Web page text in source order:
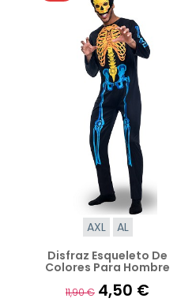
AXL
AL
Disfraz Esqueleto De
Colores Para Hombre
11,90 € 4,50 €